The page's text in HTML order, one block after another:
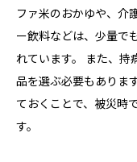
ファ米のおかゆや、介
ー飲料などは、少量で
れています。 また、
品を選ぶ必要もあります
ておくことで、被災時
す。